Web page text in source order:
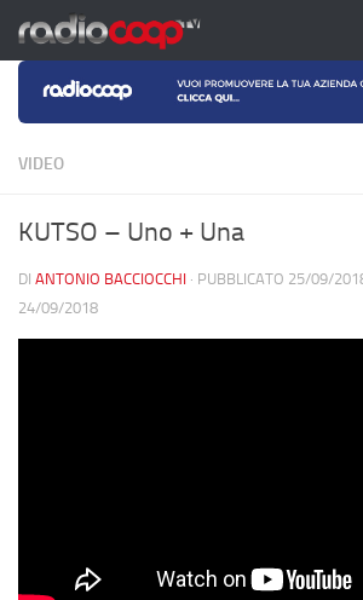
Salta al contenuto
VIDEO
KUTSO – Uno + Una
DI ANTONIO BACCIOCCHI · PUBBLICATO 25/09/
24/09/2018